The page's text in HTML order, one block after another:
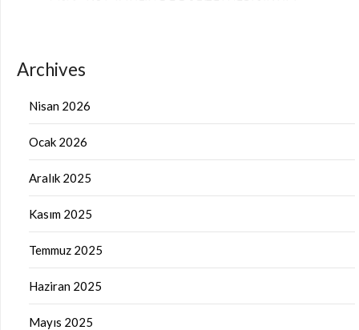
Archives
Nisan 2026
Ocak 2026
Aralık 2025
Kasım 2025
Temmuz 2025
Haziran 2025
Mayıs 2025